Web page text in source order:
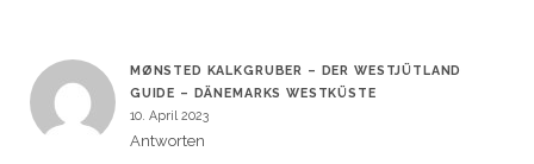
MØNSTED KALKGRUBER – DER WESTJÜTLAND
GUIDE – DÄNEMARKS WESTKÜSTE
10. April 2023
Antworten